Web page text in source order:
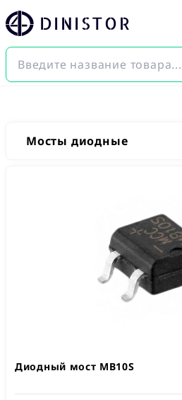
DINISTOR
Мосты диодные
Диодный мост MB10S